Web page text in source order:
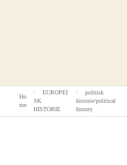
Ho
me
EUROPEI
SK
HISTORIE
politisk
historie/political
history